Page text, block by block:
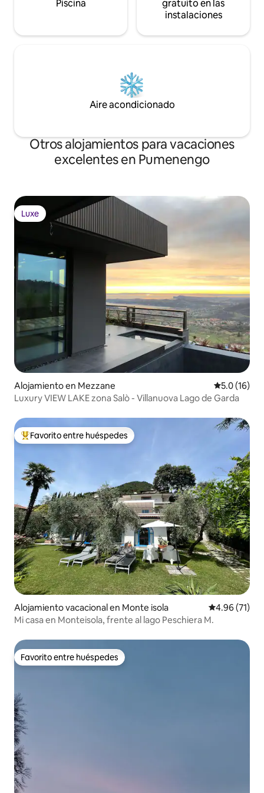
Piscina
gratuito en las
instalaciones
Aire acondicionado
Otros alojamientos para vacaciones
excelentes en Pumenengo
Luxe
Luxe
Alojamiento en Mezzane Calificación
5.0 (16)
Luxury VIEW LAKE zona Salò - Villanuova Lago de Garda
Favorito entre huéspedes preferido
Favorito entre huéspedes
Alojamiento vacacional en Monte isola Calificación
4.96 (71)
Mi casa en Monteisola, frente al lago Peschiera M.
Favorito entre huéspedes
Favorito entre huéspedes